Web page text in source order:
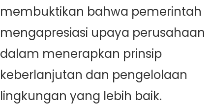
membuktikan bahwa pemerintah
mengapresiasi upaya perusahaan
dalam menerapkan prinsip
keberlanjutan dan pengelolaan
lingkungan yang lebih baik.